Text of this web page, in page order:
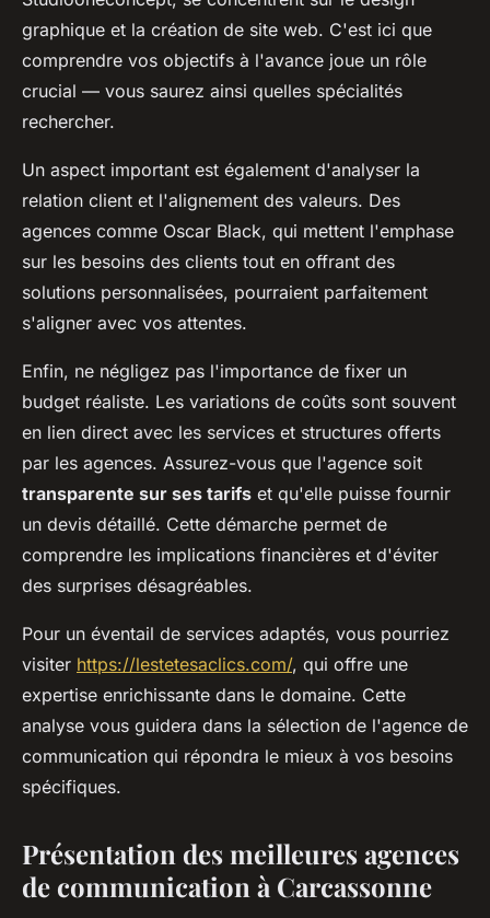
graphique et la création de site web. C'est ici que
comprendre vos objectifs à l'avance joue un rôle
crucial — vous saurez ainsi quelles spécialités
rechercher.
Un aspect important est également d'analyser la
relation client et l'alignement des valeurs. Des
agences comme Oscar Black, qui mettent l'emphase
sur les besoins des clients tout en offrant des
solutions personnalisées, pourraient parfaitement
s'aligner avec vos attentes.
Enfin, ne négligez pas l'importance de fixer un
budget réaliste. Les variations de coûts sont souvent
en lien direct avec les services et structures offerts
par les agences. Assurez-vous que l'agence soit
transparente sur ses tarifs et qu'elle puisse fournir
un devis détaillé. Cette démarche permet de
comprendre les implications financières et d'éviter
des surprises désagréables.
Pour un éventail de services adaptés, vous pourriez
visiter https://lestetesaclics.com/, qui offre une
expertise enrichissante dans le domaine. Cette
analyse vous guidera dans la sélection de l'agence de
communication qui répondra le mieux à vos besoins
spécifiques.
Présentation des meilleures agences
de communication à Carcassonne